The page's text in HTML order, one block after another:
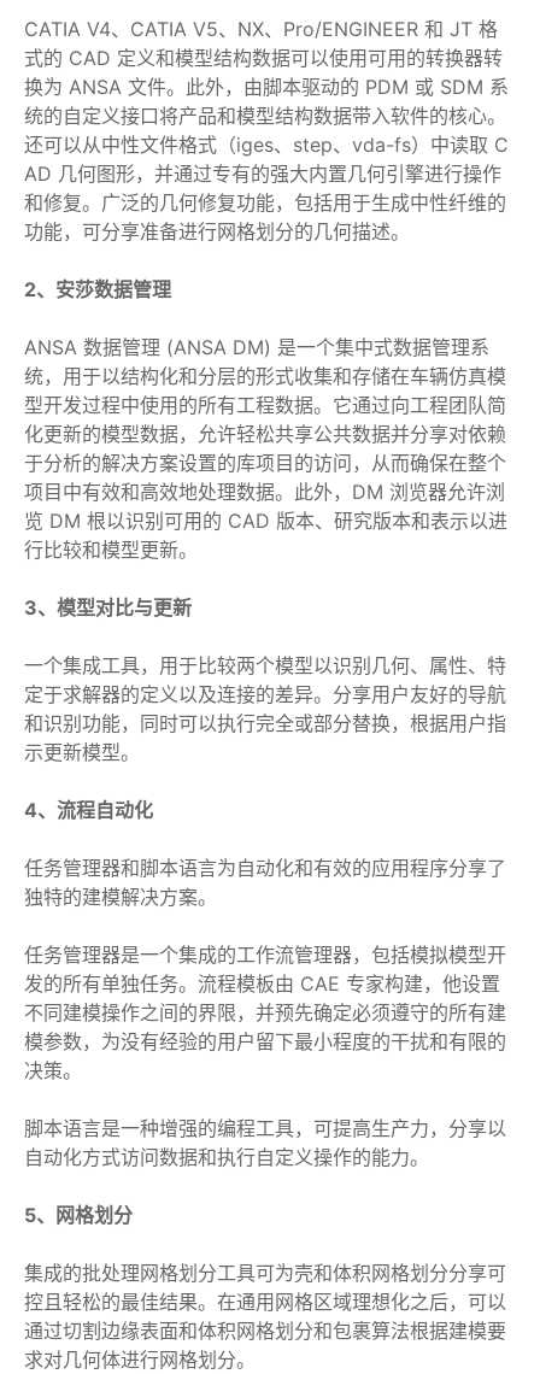
CATIA V4、CATIA V5、NX、Pro/ENGINEER 和 JT 格
式的 CAD 定义和模型结构数据可以使用可用的转换器转
换为 ANSA 文件。此外，由脚本驱动的 PDM 或 SDM 系
统的自定义接口将产品和模型结构数据带入软件的核心。
还可以从中性文件格式（iges、step、vda-fs）中读取 C
AD 几何图形，并通过专有的强大内置几何引擎进行操作
和修复。广泛的几何修复功能，包括用于生成中性纤维的
功能，可分享准备进行网格划分的几何描述。
2、安莎数据管理
ANSA 数据管理 (ANSA DM) 是一个集中式数据管理系
统，用于以结构化和分层的形式收集和存储在车辆仿真模
型开发过程中使用的所有工程数据。它通过向工程团队简
化更新的模型数据，允许轻松共享公共数据并分享对依赖
于分析的解决方案设置的库项目的访问，从而确保在整个
项目中有效和高效地处理数据。此外，DM 浏览器允许浏
览 DM 根以识别可用的 CAD 版本、研究版本和表示以进
行比较和模型更新。
3、模型对比与更新
一个集成工具，用于比较两个模型以识别几何、属性、特
定于求解器的定义以及连接的差异。分享用户友好的导航
和识别功能，同时可以执行完全或部分替换，根据用户指
示更新模型。
4、流程自动化
任务管理器和脚本语言为自动化和有效的应用程序分享了
独特的建模解决方案。
任务管理器是一个集成的工作流管理器，包括模拟模型开
发的所有单独任务。流程模板由 CAE 专家构建，他设置
不同建模操作之间的界限，并预先确定必须遵守的所有建
模参数，为没有经验的用户留下最小程度的干扰和有限的
决策。
脚本语言是一种增强的编程工具，可提高生产力，分享以
自动化方式访问数据和执行自定义操作的能力。
5、网格划分
集成的批处理网格划分工具可为壳和体积网格划分分享可
控且轻松的最佳结果。在通用网格区域理想化之后，可以
通过切割边缘表面和体积网格划分和包裹算法根据建模要
求对几何体进行网格划分。